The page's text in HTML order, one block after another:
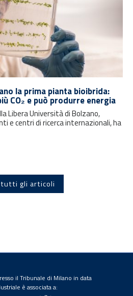
la prima pianta bioibrida:
CO₂ e può produrre energia
Libera Università di Bolzano,
e centri di ricerca internazionali, ha
gli articoli
il Tribunale di Milano in data
è associata a: